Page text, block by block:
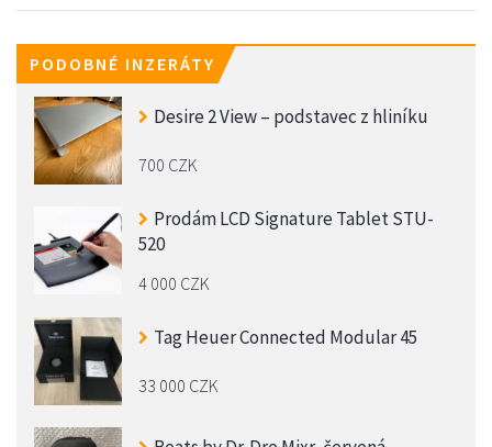
PODOBNÉ INZERÁTY
Desire 2 View – podstavec z hliníku
700 CZK
Prodám LCD Signature Tablet STU-
520
4 000 CZK
Tag Heuer Connected Modular 45
33 000 CZK